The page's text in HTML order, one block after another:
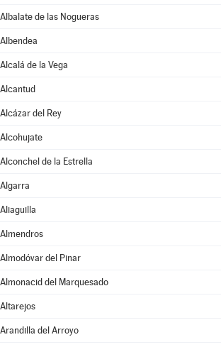
Albalate de las Nogueras
Albendea
Alcalá de la Vega
Alcantud
Alcázar del Rey
Alcohujate
Alconchel de la Estrella
Algarra
Aliaguilla
Almendros
Almodóvar del Pinar
Almonacid del Marquesado
Altarejos
Arandilla del Arroyo